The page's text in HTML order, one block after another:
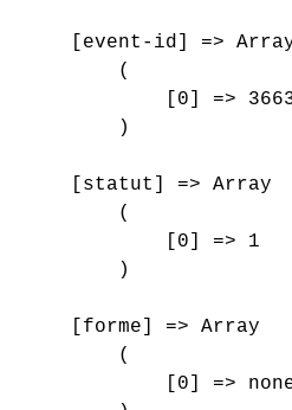
[event-id] =>
        (
[0] =>
        )
    [statut] => Array
        (
            [0] => 1
        )
    [forme] => Array
        (
[0] =>